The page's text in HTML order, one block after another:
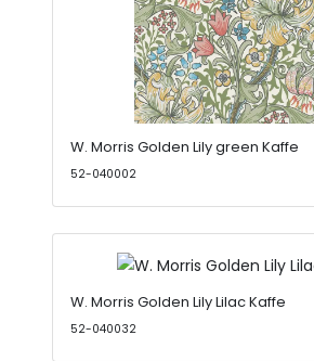
W. Morris Golden Lily green Kaffe
52-040002
W. Morris Golden Lily Lilac Kaffe
52-040032